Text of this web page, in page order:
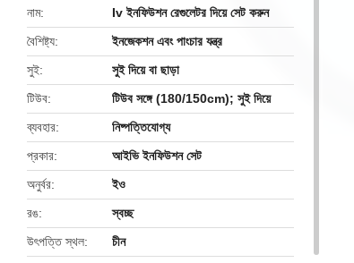
নাম
Iv ইনফিউশন রেগুলেটর দিয়ে সেট করুন
বৈশিষ্ট্য
ইনজেকশন এবং পাংচার যন্ত্র
সুই
সুই দিয়ে বা ছাড়া
টিউব
টিউব সঙ্গে (180/150cm); সুই দিয়ে
ব্যবহার
নিষ্পত্তিযোগ্য
প্রকার
আইভি ইনফিউশন সেট
অনুর্বর
ইও
রঙ
স্বচ্ছ
উৎপত্তি স্থল
চীন